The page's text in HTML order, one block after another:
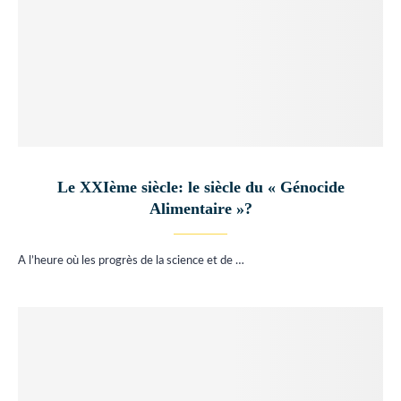
Le XXIème siècle: le siècle du « Génocide
Alimentaire »?
A l’heure où les progrès de la science et de …